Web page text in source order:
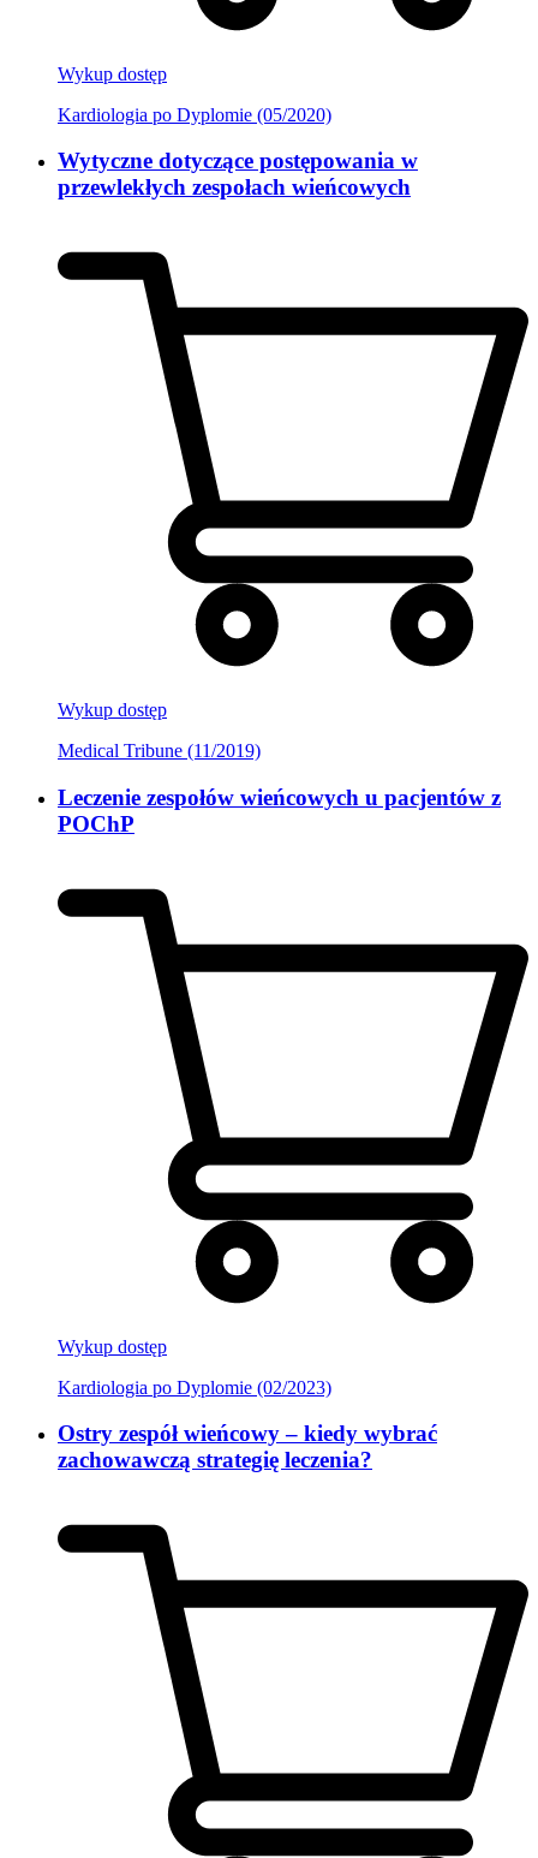
Wykup dostęp
Kardiologia po Dyplomie (05/2020)
Wytyczne dotyczące postępowania w
przewlekłych zespołach wieńcowych
Wykup dostęp
Medical Tribune (11/2019)
Leczenie zespołów wieńcowych u pacjentów z
POChP
Wykup dostęp
Kardiologia po Dyplomie (02/2023)
Ostry zespół wieńcowy – kiedy wybrać
zachowawczą strategię leczenia?